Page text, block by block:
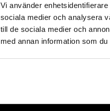
Vi använder
sociala medier och analysera
till de sociala medier och
med annan information som